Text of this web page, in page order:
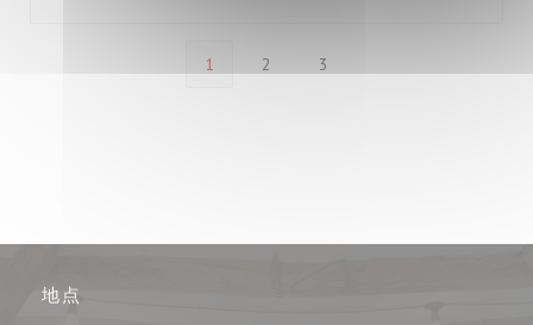
1 2 3
地点